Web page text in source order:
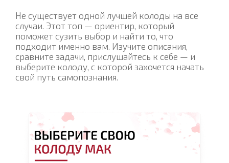
Не существует одной лучшей колоды на все
случаи. Этот топ — ориентир, который
поможет сузить выбор и найти то, что
подходит именно вам. Изучите описания,
сравните задачи, прислушайтесь к себе — и
выберите колоду, с которой захочется начать
свой путь самопознания.